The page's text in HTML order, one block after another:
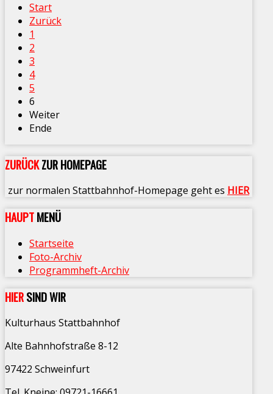
Start
Zurück
1
2
3
4
5
6
Weiter
Ende
ZURÜCKZUR HOMEPAGE
zur normalen Stattbahnhof-Homepage geht es HIER
HAUPTMENÜ
Startseite
Foto-Archiv
Programmheft-Archiv
HIERSIND WIR
Kulturhaus Stattbahnhof
Alte Bahnhofstraße 8-12
97422 Schweinfurt